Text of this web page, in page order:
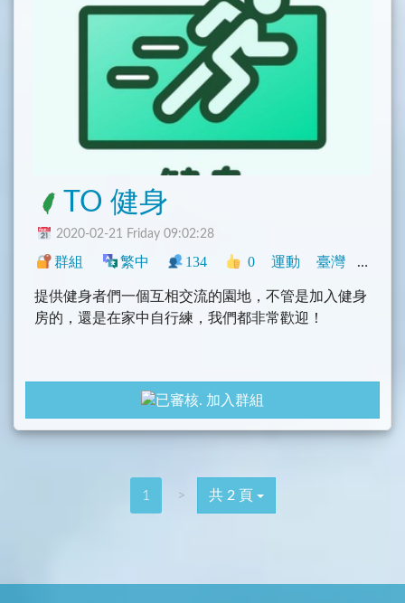
TO 健身
2020-02-21 Friday 09:02:28
群組 繁中 134 0 運動 臺灣 興趣
提供健身者們一個互相交流的園地，不管是加入健身
房的，還是在家中自行練，我們都非常歡迎！
加入群組
1 > 共 2 頁